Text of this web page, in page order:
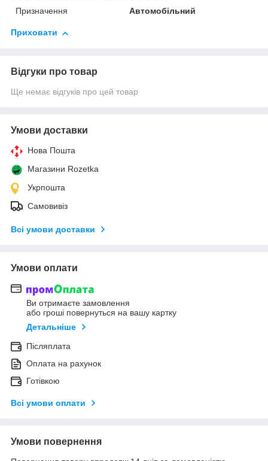
Призначення
Автомобільний
Приховати
Відгуки про товар
Ще немає відгуків про цей товар
Умови доставки
Нова Пошта
Магазини Rozetka
Укрпошта
Самовивіз
Всі умови доставки
Умови оплати
Ви отримаєте замовлення
або гроші повернуться на вашу картку
Детальніше
Післяплата
Оплата на рахунок
Готівкою
Всі умови оплати
Умови повернення